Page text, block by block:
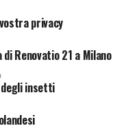
privacy
Renovatio 21 a Milano
degli insetti